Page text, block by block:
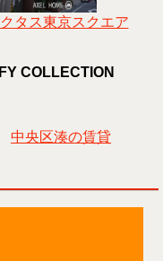
タス東京スクエア
COLLECTION
中央区湊の賃貸